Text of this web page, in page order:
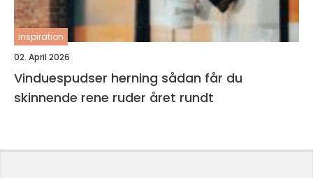
inspiration
02. April 2026
Vinduespudser herning sådan får du
skinnende rene ruder året rundt